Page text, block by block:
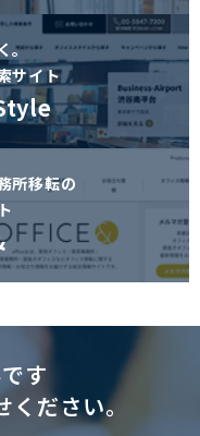
。
サイト
所移転の
す
ださい。